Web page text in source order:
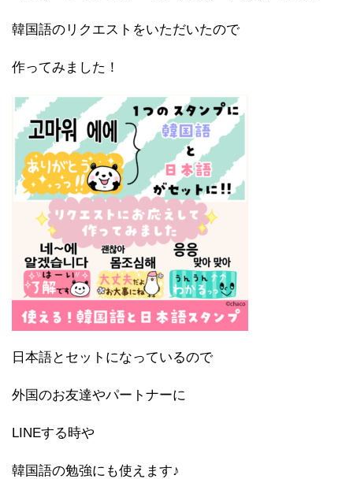
韓国語のリクエストをいただいたので
作ってみました！
日本語とセットになっているので
外国のお友達やパートナーに
LINEする時や
韓国語の勉強にも使えます♪